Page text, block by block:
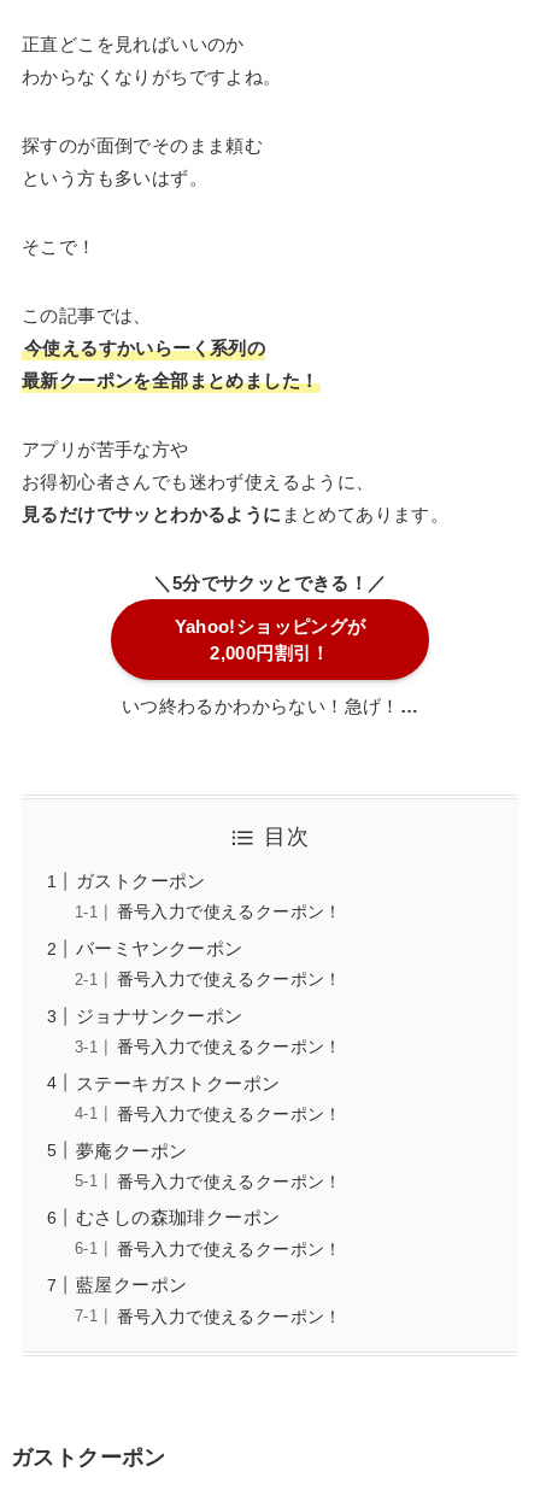
正直どこを見ればいいのか
わからなくなりがちですよね。
探すのが面倒でそのまま頼む
という方も多いはず。
そこで！
この記事では、
今使えるすかいらーく系列の
最新クーポンを全部まとめました！
アプリが苦手な方や
お得初心者さんでも迷わず使えるように、
見るだけでサッとわかるように まとめてあります。
＼5分でサクッとできる！／
Yahoo!ショッピングが
2,000円割引！
いつ終わるかわからない！急げ！ …
目次
ガストクーポン
番号入力で使えるクーポン！
バーミヤンクーポン
番号入力で使えるクーポン！
ジョナサンクーポン
番号入力で使えるクーポン！
ステーキガストクーポン
番号入力で使えるクーポン！
夢庵クーポン
番号入力で使えるクーポン！
むさしの森珈琲クーポン
番号入力で使えるクーポン！
藍屋クーポン
番号入力で使えるクーポン！
ガストクーポン